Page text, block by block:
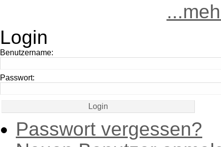
Login
Benutzername:
Passwort:
Passwort vergessen?